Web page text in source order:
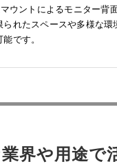
ウントによるモニター背
られたスペースや多様な環
能です。
界や用途で